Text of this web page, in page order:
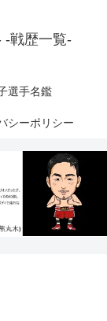
戦歴一覧-
選手名鑑
シーポリシー